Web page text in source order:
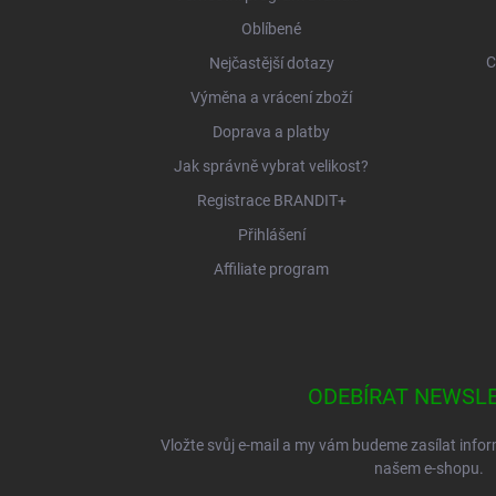
Oblíbené
Nejčastější dotazy
Výměna a vrácení zboží
Doprava a platby
Jak správně vybrat velikost?
Registrace BRANDIT+
Přihlášení
Affiliate program
ODEBÍRAT
Vložte svůj e-mail a my vám budeme zasílat
našem e-shopu.